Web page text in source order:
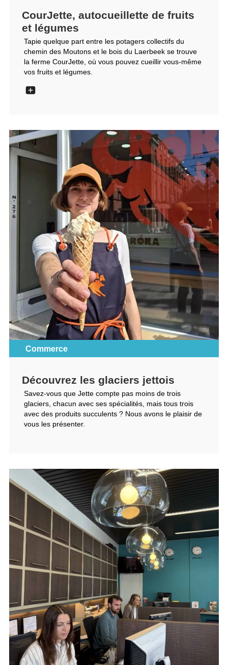
CourJette, autocueillette de fruits
et légumes
Tapie quelque part entre les potagers collectifs du
chemin des Moutons et le bois du Laerbeek se trouve
la ferme CourJette, où vous pouvez cueillir vous-même
vos fruits et légumes.
Commerce
Découvrez les glaciers jettois
Savez-vous que Jette compte pas moins de trois
glaciers, chacun avec ses spécialités, mais tous trois
avec des produits succulents ? Nous avons le plaisir de
vous les présenter.